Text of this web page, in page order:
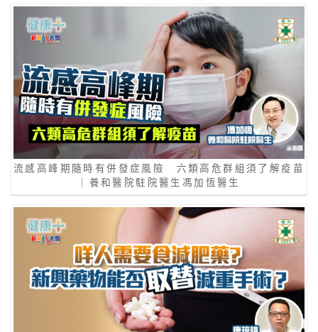
流感高峰期隨時有併發症風險 六類高危群組須了解疫苗
｜養和醫院駐院醫生馮加恆醫生